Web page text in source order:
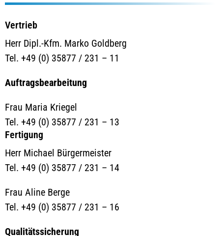
Vertrieb
Herr Dipl.-Kfm. Marko Goldberg
Tel. +49 (0) 35877 / 231 – 11
Auftragsbearbeitung
Frau Maria Kriegel
Tel. +49 (0) 35877 / 231 – 13
Fertigung
Herr Michael Bürgermeister
Tel. +49 (0) 35877 / 231 – 14
Frau Aline Berge
Tel. +49 (0) 35877 / 231 – 16
Qualitätssicherung